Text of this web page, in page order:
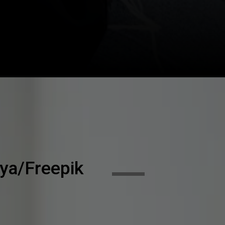
Freepik